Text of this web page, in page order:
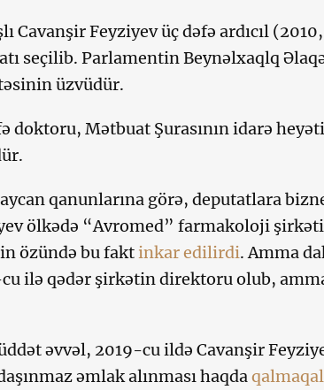
Cavanşir Feyziyev üç dəfə ardıcıl
seçilib. Parlamentin Beynəlxaqlq
üzvüdür.
doktoru, Mətbuat Şurasının idarə
qanunlarına görə, deputatlara
ölkədə “Avromed” farmakoloji
özündə bu faktinkar edilirdi. Amma
ilə qədər şirkətin direktoru olub,
əvvəl, 2019-cu ildə Cavanşir
əmlak alınması haqda